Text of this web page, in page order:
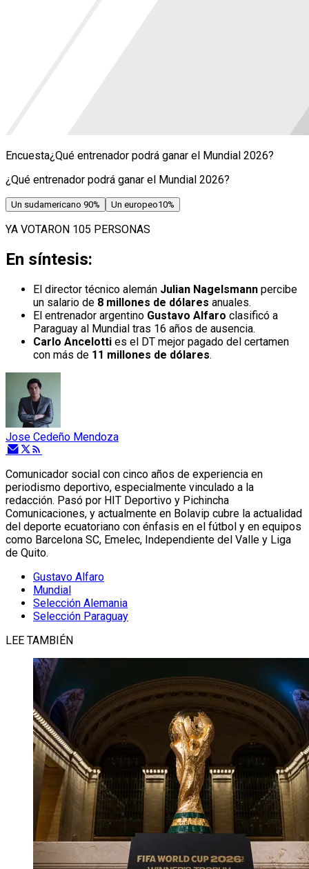
Encuesta¿Qué entrenador podrá ganar el Mundial 2026?
¿Qué entrenador podrá ganar el Mundial 2026?
Un sudamericano 90% Un europeo10%
YA VOTARON 105 PERSONAS
En síntesis:
El director técnico alemán Julian Nagelsmann percibe
un salario de 8 millones de dólares anuales.
El entrenador argentino Gustavo Alfaro clasificó a
Paraguay al Mundial tras 16 años de ausencia.
Carlo Ancelotti es el DT mejor pagado del certamen
con más de 11 millones de dólares.
Jose Cedeño Mendoza
Comunicador social con cinco años de experiencia en
periodismo deportivo, especialmente vinculado a la
redacción. Pasó por HIT Deportivo y Pichincha
Comunicaciones, y actualmente en Bolavip cubre la actualidad
del deporte ecuatoriano con énfasis en el fútbol y en equipos
como Barcelona SC, Emelec, Independiente del Valle y Liga
de Quito.
Gustavo Alfaro
Mundial
Selección Alemania
Selección Paraguay
LEE TAMBIÉN